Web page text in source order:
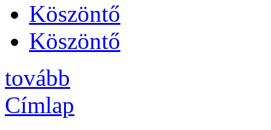
Köszöntő
Köszöntő
tovább
Címlap